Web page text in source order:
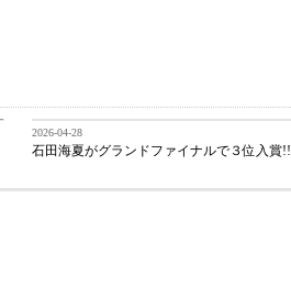
2026-04-28
石田海夏がグランドファイナルで３位入賞!!